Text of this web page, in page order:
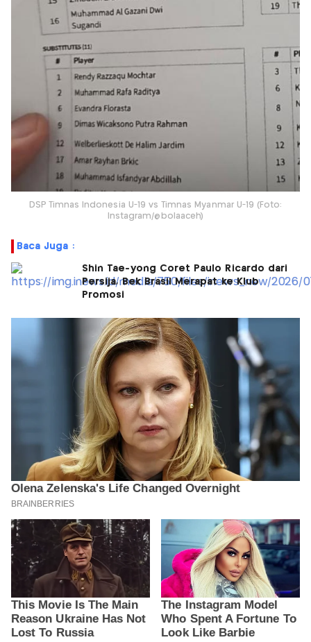
DSP Timnas Indonesia U-19 vs Timnas Myanmar U-19 (Foto:
Instagram/@bolaaceh)
Baca Juga :
Shin Tae-yong Coret Paulo Ricardo dari
Persija, Bek Brasil Merapat ke Klub
Promosi